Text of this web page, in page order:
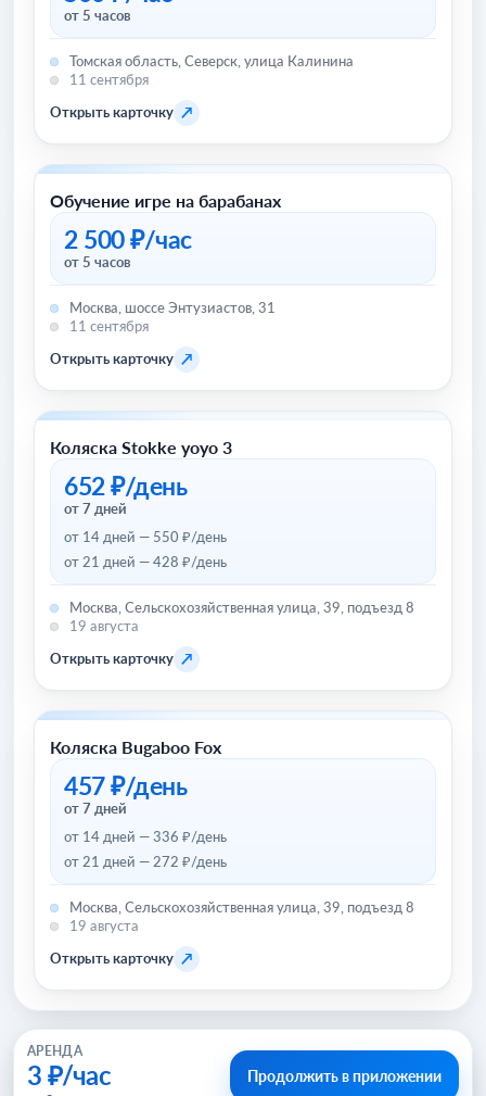
от 5 часов
Томская область, Северск, улица Калинина
11 сентября
Открыть карточку ↗
Хобби и отдых
Обучение игре на барабанах
2 500 ₽/час
от 5 часов
Москва, шоссе Энтузиастов, 31
11 сентября
Открыть карточку ↗
Товары для детей и игрушки
Коляска Stokke yoyo 3
652 ₽/день
от 7 дней
от 14 дней — 550 ₽/день
от 21 дней — 428 ₽/день
Москва, Сельскохозяйственная улица, 39, подъезд 8
19 августа
Открыть карточку ↗
Товары для детей и игрушки
Коляска Bugaboo Fox
457 ₽/день
от 7 дней
от 14 дней — 336 ₽/день
от 21 дней — 272 ₽/день
Москва, Сельскохозяйственная улица, 39, подъезд 8
19 августа
Открыть карточку ↗
АРЕНДА
3 ₽/час Продолжить в приложении